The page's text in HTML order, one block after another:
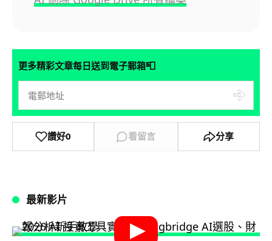
更多精彩文章每日送到電子郵箱📮
讚好0 看留言 分享
最新影片